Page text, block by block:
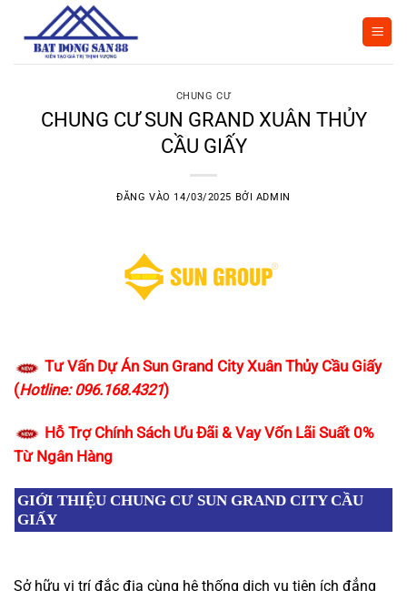
CHUNG CƯ
CHUNG CƯ SUN GRAND XUÂN THỦY
CẦU GIẤY
ĐĂNG VÀO 14/03/2025 BỞI ADMIN
Tư Vấn Dự Án Sun Grand City Xuân Thủy Cầu Giấy
(Hotline: 096.168.4321)
Hỗ Trợ Chính Sách Ưu Đãi & Vay Vốn Lãi Suất 0%
Từ Ngân Hàng
GIỚI THIỆU CHUNG CƯ SUN GRAND CITY CẦU
GIẤY
Sở hữu vị trí đắc địa cùng hệ thống dịch vụ tiện ích đẳng